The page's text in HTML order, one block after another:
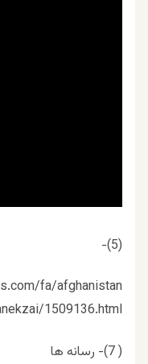
(5)-
fa/afghanistan/
1509136.html
( 7)- رسانه ها